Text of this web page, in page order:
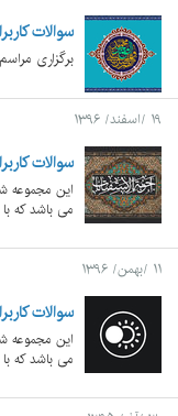
سوالات
برگزاری
۱۹ /اسفند/ ۱۳۹۶
سوالات
این مجموعه
می باشد که
۱۱ /بهمن/ ۱۳۹۶
سوالات
این مجموعه
می باشد که